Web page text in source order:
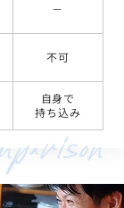
－
不可
自身で
持ち込み